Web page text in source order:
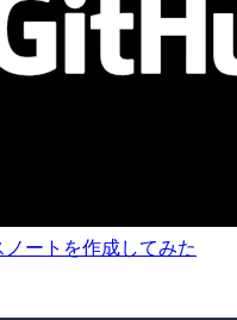
ートを作成してみた